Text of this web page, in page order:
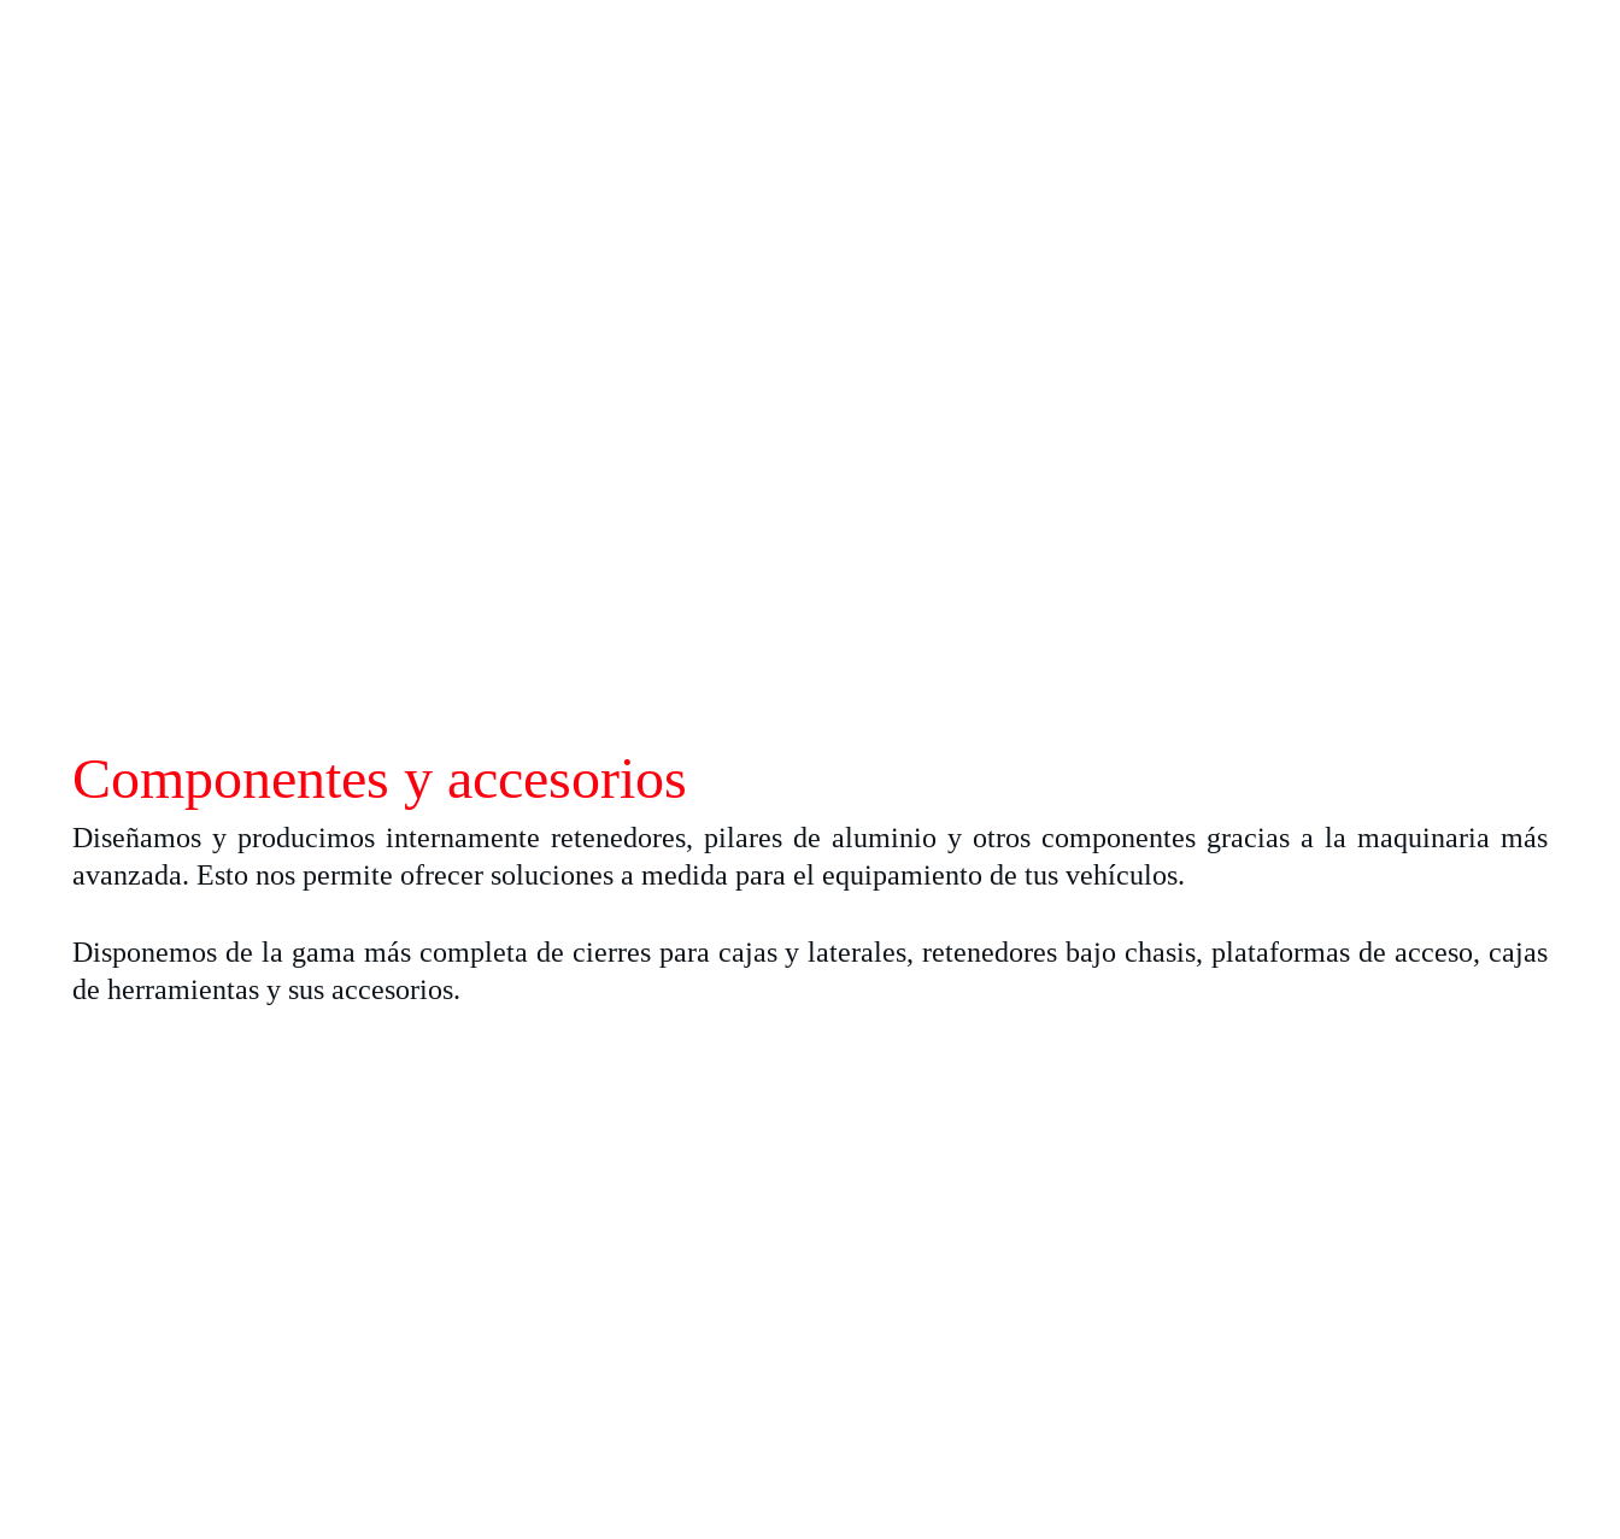
Componentes y accesorios
Diseñamos y producimos internamente retenedores, pilares de aluminio y otros componentes gracias a la maquinaria más
avanzada. Esto nos permite ofrecer soluciones a medida para el equipamiento de tus vehículos.
Disponemos de la gama más completa de cierres para cajas y laterales, retenedores bajo chasis, plataformas de acceso, cajas
de herramientas y sus accesorios.